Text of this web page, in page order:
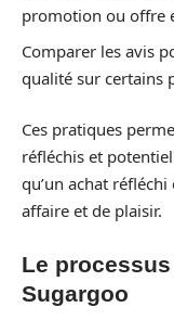
promotion ou offre
Comparer les avis
qualité sur certains
Ces pratiques
réfléchis et
qu’un achat
affaire et de plaisir.
Le
Sugargoo